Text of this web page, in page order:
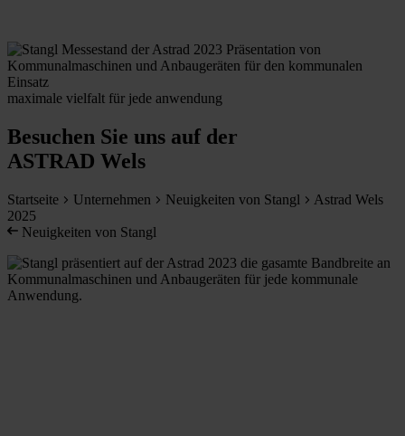
maximale vielfalt für jede anwendung
Besuchen Sie uns auf der
ASTRAD Wels
Startseite Unternehmen Neuigkeiten von Stangl
Astrad Wels
2025
Neuigkeiten von Stangl